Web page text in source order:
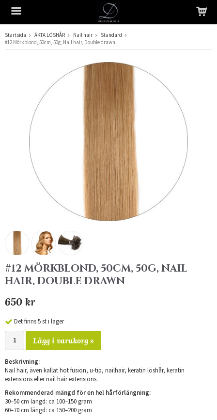
Produkten har blivit tillagd i varukorgen
Startsida ÄKTA LÖSHÅR Nail hair
Standard
#12 Mörkblond, 50cm, 50g, Nail hair, Double drawn
#12 MÖRKBLOND, 50CM, 50G, NAIL
HAIR, DOUBLE DRAWN
650 kr
Det finns 5 st i lager
Lägg i varukorg »
Beskrivning:
Nail hair, även kallat hot fusion, u-tip, nailhair, keratin löshår, keratin
extensions eller nail hair extensions.
Rekommenderad mängd för en hel hårförlängning:
30–50 cm längd: ca 100–150 gram
​60–70 cm längd: ca 150–200 gram